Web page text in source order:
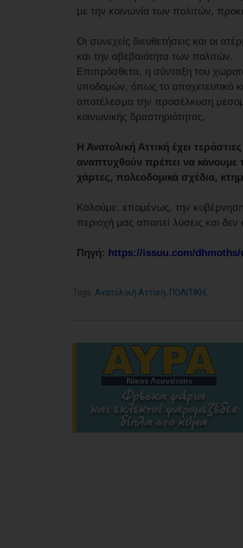
με την κοινωνία των πολιτών,
Οι συνεχείς διευθετήσεις και οι
και την αβεβαιότητα των πολιτών.
Επιπρόσθετα, η σύνταξη του
υποδομών, όπως το αποχετευτικό
αποτέλεσμα την προσέλκυση
κοινωνικής δραστηριότητας.
Η Ανατολική Αττική έχει
αναπτυχθούν πρέπει να κάνουμε
χάρτες, πολεοδομικά σχέδια,
Καλούμε, επομένως, την κυβέρνηση
περιοχή μας απαιτεί λύσεις και
Πηγή: https://issuu.com/dhmoths/
Tags: Ανατολική Αττική, ΠΟΛΙΤΙΚΗ,